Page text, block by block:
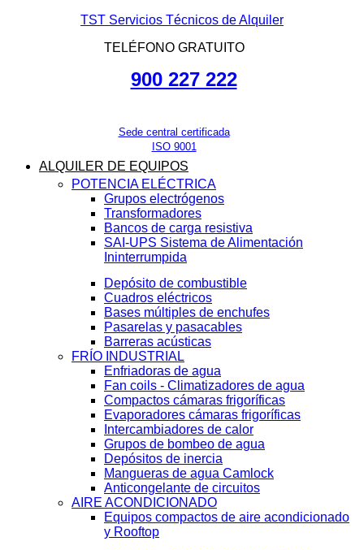
TST Servicios Técnicos de Alquiler
TELÉFONO GRATUITO
900 227 222
Sede central certificada
ISO 9001
ALQUILER DE EQUIPOS
POTENCIA ELÉCTRICA
Grupos electrógenos
Transformadores
Bancos de carga resistiva
SAI-UPS Sistema de Alimentación
Ininterrumpida
Depósito de combustible
Cuadros eléctricos
Bases múltiples de enchufes
Pasarelas y pasacables
Barreras acústicas
FRÍO INDUSTRIAL
Enfriadoras de agua
Fan coils - Climatizadores de agua
Compactos cámaras frigoríficas
Evaporadores cámaras frigoríficas
Intercambiadores de calor
Grupos de bombeo de agua
Depósitos de inercia
Mangueras de agua Camlock
Anticongelante de circuitos
AIRE ACONDICIONADO
Equipos compactos de aire acondicionado
y Rooftop